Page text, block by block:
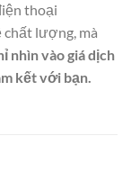
thoại
chất lượng, mà
nhìn vào giá dịch
kết với bạn.